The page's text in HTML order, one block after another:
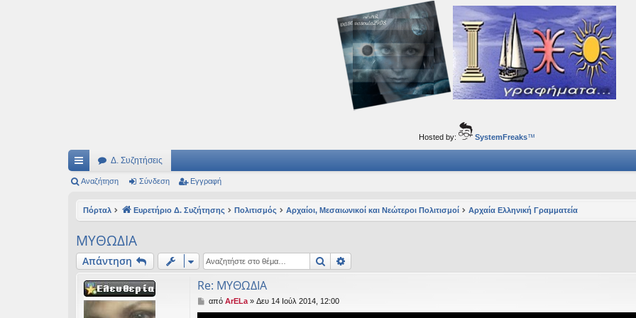
Αυτός ο τόπος φιλοδοξεί να ανοίγει μονοπάτια για τα συναρπαστικά και όμορφα ταξίδια του νού...
Hosted by: SystemFreaks™
ρή
ς
συ
Δ. Συζητήσεις
Αναζήτηση Σύνδεση Εγγραφή
Πόρταλ Ευρετήριο Δ. Συζήτησης Πολιτισμός Αρχαίοι, Μεσαιωνικοί και Νεώτεροι Πολιτισμοί Αρχαία Ελληνική Γραμματεία
ΜΥΘΩΔΙΑ
Απάντηση Αναζήτηση
Re: ΜΥΘΩΔΙΑ
Δ
η
από ArELa» Δευ 14 Ιούλ 2014, 12:00